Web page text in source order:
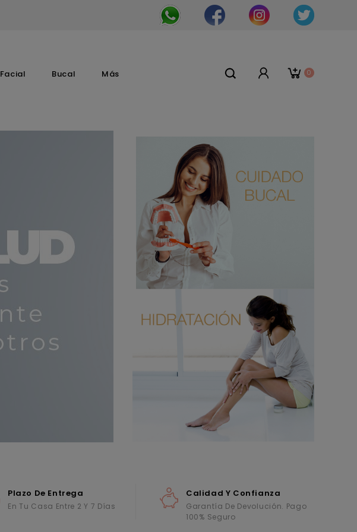
0
Facial Bucal Más
Plazo De Entrega
En Tu Casa Entre 2 Y 7 Días
Calidad Y Confianza
Garantía De Devolución. Pago
100% Seguro